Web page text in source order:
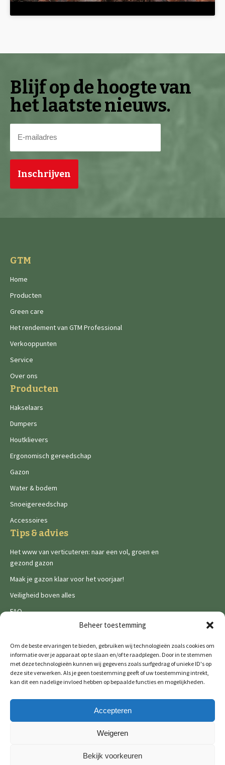
Beheer toestemming
Om de beste ervaringen te bieden, gebruiken wij technologieën zoals cookies om
informatie over je apparaat op te slaan en/of te raadplegen. Door in te stemmen
met deze technologieën kunnen wij gegevens zoals surfgedrag of unieke ID's op
deze site verwerken. Als je geen toestemming geeft of uw toestemming intrekt,
kan dit een nadelige invloed hebben op bepaalde functies en mogelijkheden.
Accepteren
Weigeren
Bekijk voorkeuren
Blijf op de hoogte van
het laatste nieuws.
mailadres
GTM
Home
Producten
Green care
Het rendement van GTM Professional
Verkooppunten
Service
Over ons
Producten
Hakselaars
Dumpers
Houtklievers
Ergonomisch gereedschap
Gazon
Water & bodem
Snoeigereedschap
Accessoires
Tips & advies
Het www van verticuteren: naar een vol, groen en
gezond gazon
Maak je gazon klaar voor het voorjaar!
Veiligheid boven alles
FAQ
Privacy Policy
Cookies